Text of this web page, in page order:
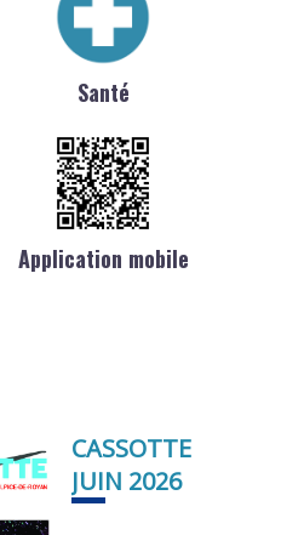
Santé
Application mobile
CASSOTTE
JUIN 2026